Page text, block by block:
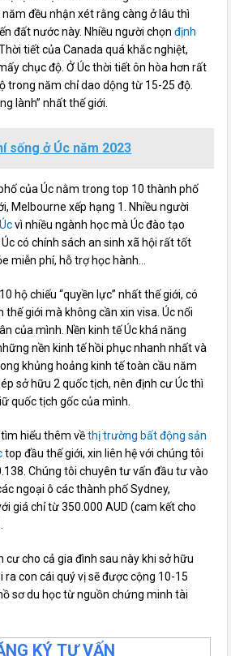
đều nhận xét rằng càng ở lâu thì
đất nước này. Nhiều người chọnđịnh
tiết của Canada quá khắc nghiệt,
chục độ. Ở Úc thời tiết ôn hòa hơn rất
trong năm chỉ dao dộng từ 15-25 độ.
lành” nhất thế giới.
sống ở Úc năm 2023
của Úc nằm trong top 10 thành phố
Melbourne xếp hạng 1. Nhiều người
vì nhiều ngành học mà Úc đào tạo
có chính sách an sinh xã hội rất tốt
miễn phí, hỗ trợ học hành…
hộ chiếu “quyền lực” nhất thế giới, có
thế giới mà không cần xin visa. Úc nổi
của mình. Nền kinh tế Úc khá năng
nền kinh tế hồi phục nhanh nhất và
khủng hoảng kinh tế toàn cầu năm
sở hữu 2 quốc tịch, nên định cư Úc thì
quốc tịch gốc của mình.
tìm hiểu thêm vềthị trường bất động sản
top đầu thế giới, xin liên hệ với chúng tôi
Chúng tôi chuyên tư vấn đầu tư vào
ngoại ô các thành phố Sydney,
giá chỉ từ 350.000 AUD (cam kết cho
cư cho cả gia đình sau này khi sở hữu
ra con cái quý vị sẽ được cộng 10-15
sơ du học từ nguồn chứng minh tài
KÝ TƯ VẤN